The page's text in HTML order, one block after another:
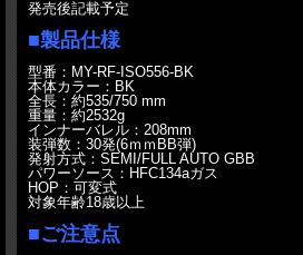
発売後記載予定
■製品仕様
型番：MY-RF-ISO556-BK
本体カラー：BK
全長：約535/750 mm
重量：約2532g
インナーバレル：208mm
装弾数：30発(6ｍｍBB弾)
発射方式：SEMI/FULL AUTO GBB
パワーソース：HFC134aガス
HOP：可変式
対象年齢18歳以上
■ご注意点